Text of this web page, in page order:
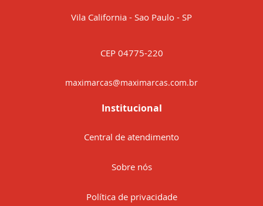
Vila California - Sao Paulo - SP
CEP 04775-220
maximarcas@maximarcas.com.br
Institucional
Central de atendimento
Sobre nós
Política de privacidade